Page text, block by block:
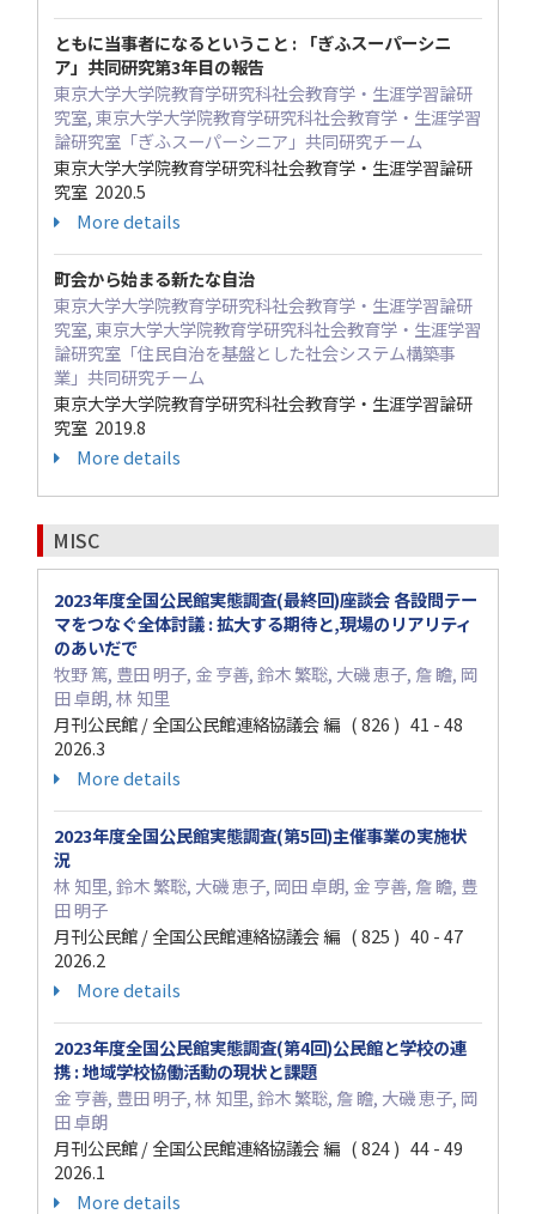
ともに当事者になるということ : 「ぎふスーパーシニ
ア」共同研究第3年目の報告
東京大学大学院教育学研究科社会教育学・生涯学習論研
究室, 東京大学大学院教育学研究科社会教育学・生涯学習
論研究室「ぎふスーパーシニア」共同研究チーム
東京大学大学院教育学研究科社会教育学・生涯学習論研
究室 2020.5
More details
町会から始まる新たな自治
東京大学大学院教育学研究科社会教育学・生涯学習論研
究室, 東京大学大学院教育学研究科社会教育学・生涯学習
論研究室「住民自治を基盤とした社会システム構築事
業」共同研究チーム
東京大学大学院教育学研究科社会教育学・生涯学習論研
究室 2019.8
More details
MISC
2023年度全国公民館実態調査(最終回)座談会 各設問テー
マをつなぐ全体討議 : 拡大する期待と,現場のリアリティ
のあいだで
牧野 篤, 豊田 明子, 金 亨善, 鈴木 繁聡, 大磯 恵子, 詹 瞻, 岡
田 卓朗, 林 知里
月刊公民館 / 全国公民館連絡協議会 編 ( 826 ) 41 - 48
2026.3
More details
2023年度全国公民館実態調査(第5回)主催事業の実施状
況
林 知里, 鈴木 繁聡, 大磯 恵子, 岡田 卓朗, 金 亨善, 詹 瞻, 豊
田 明子
月刊公民館 / 全国公民館連絡協議会 編 ( 825 ) 40 - 47
2026.2
More details
2023年度全国公民館実態調査(第4回)公民館と学校の連
携 : 地域学校協働活動の現状と課題
金 亨善, 豊田 明子, 林 知里, 鈴木 繁聡, 詹 瞻, 大磯 恵子, 岡
田 卓朗
月刊公民館 / 全国公民館連絡協議会 編 ( 824 ) 44 - 49
2026.1
More details